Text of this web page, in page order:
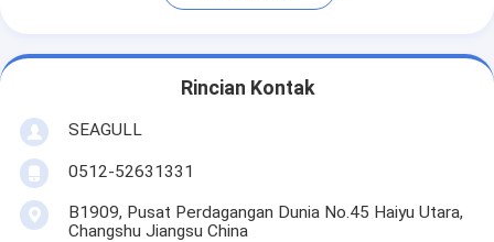
Rincian Kontak
SEAGULL
0512-52631331
B1909, Pusat Perdagangan Dunia No.45 Haiyu Utara,
Changshu Jiangsu China